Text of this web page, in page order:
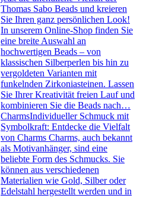
Thomas Sabo Beads und kreieren
Sie Ihren ganz persönlichen Look!
In unserem Online-Shop finden Sie
eine breite Auswahl an
hochwertigen Beads – von
klassischen Silberperlen bis hin zu
vergoldeten Varianten mit
funkelnden Zirkoniasteinen. Lassen
Sie Ihrer Kreativität freien Lauf und
kombinieren Sie die Beads nach…
CharmsIndividueller Schmuck mit
Symbolkraft: Entdecke die Vielfalt
von Charms Charms, auch bekannt
als Motivanhänger, sind eine
beliebte Form des Schmucks. Sie
können aus verschiedenen
Materialien wie Gold, Silber oder
Edelstahl hergestellt werden und in